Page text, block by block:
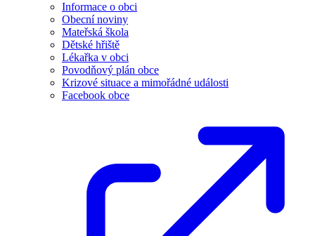
Informace o obci
Obecní noviny
Mateřská škola
Dětské hřiště
Lékařka v obci
Povodňový plán obce
Krizové situace a mimořádné události
Facebook obce